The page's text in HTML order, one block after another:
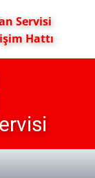
Servisi
Hattı